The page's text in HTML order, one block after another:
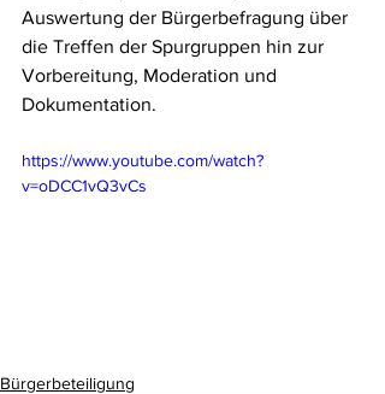
Auswertung der Bürgerbefragung über
die Treffen der Spurgruppen hin zur
Vorbereitung, Moderation und
Dokumentation.
https://www.youtube.com/watch?
v=oDCC1vQ3vCs
Bürgerbeteiligung